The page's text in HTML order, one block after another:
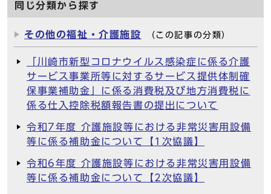
同じ分類から探す
その他の福祉・介護施設 （この記事の分類）
「川崎市新型コロナウイルス感染症に係る介護
サービス事業所等に対するサービス提供体制確
保事業補助金」に係る消費税及び地方消費税に
係る仕入控除税額報告書の提出について
令和7年度 介護施設等における非常災害用設備
等に係る補助金について【1次協議】
令和6年度 介護施設等における非常災害用設備
等に係る補助金について【2次協議】